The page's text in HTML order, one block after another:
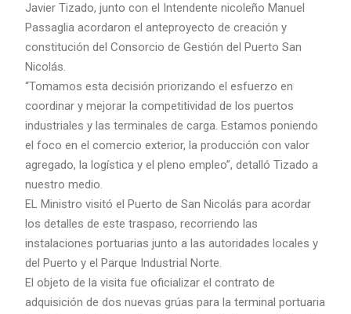
Javier Tizado, junto con el Intendente nicoleño Manuel
Passaglia acordaron el anteproyecto de creación y
constitución del Consorcio de Gestión del Puerto San
Nicolás.
“Tomamos esta decisión priorizando el esfuerzo en
coordinar y mejorar la competitividad de los puertos
industriales y las terminales de carga. Estamos poniendo
el foco en el comercio exterior, la producción con valor
agregado, la logística y el pleno empleo”, detalló Tizado a
nuestro medio.
EL Ministro visitó el Puerto de San Nicolás para acordar
los detalles de este traspaso, recorriendo las
instalaciones portuarias junto a las autoridades locales y
del Puerto y el Parque Industrial Norte.
El objeto de la visita fue oficializar el contrato de
adquisición de dos nuevas grúas para la terminal portuaria